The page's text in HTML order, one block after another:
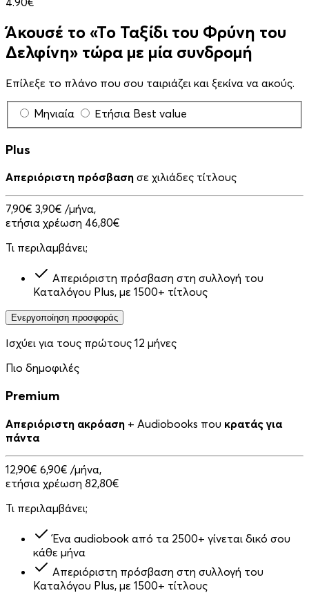
Άκουσέ το «Το Ταξίδι του Φρύνη του
Δελφίνη» τώρα με μία συνδρομή
Επίλεξε το πλάνο που σου ταιριάζει και ξεκίνα να ακούς.
Μηνιαία Ετήσια Best value
Plus
Απεριόριστη πρόσβαση σε χιλιάδες τίτλους
7,90€ 3,90€ /μήνα,
ετήσια χρέωση 46,80€
Τι περιλαμβάνει;
Απεριόριστη πρόσβαση στη συλλογή του
Καταλόγου Plus, με 1500+ τίτλους
Ενεργοποίηση προσφοράς
Ισχύει για τους πρώτους 12 μήνες
Πιο δημοφιλές
Premium
Απεριόριστη ακρόαση + Audiobooks που κρατάς για
πάντα
12,90€ 6,90€ /μήνα,
ετήσια χρέωση 82,80€
Τι περιλαμβάνει;
Ένα audiobook από τα 2500+ γίνεται δικό σου
κάθε μήνα
Απεριόριστη πρόσβαση στη συλλογή του
Καταλόγου Plus, με 1500+ τίτλους